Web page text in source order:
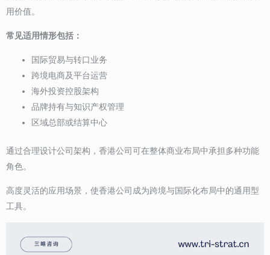
用价值。
常见适用情形包括：
国际贸易与转口业务
跨境电商及平台运营
海外投资控股架构
品牌持有与知识产权管理
区域总部或结算中心
通过合理设计公司架构，香港公司可在整体商业布局中承担多种功能
角色。
高度灵活的应用场景，使香港公司成为跨境与国际化布局中的通用型
工具。